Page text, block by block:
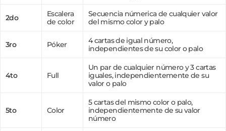
2do
Escalera
de color
Secuencia númerica de cualquier valor
del mismo color y palo
3ro Póker
4 cartas de igual número,
independientes de su color o palo
4to Full
Un par de cualquier número y 3 cartas
iguales, independientemente de su
valor o palo
5to Color
5 cartas del mismo color o palo,
independientemente de su valor
número